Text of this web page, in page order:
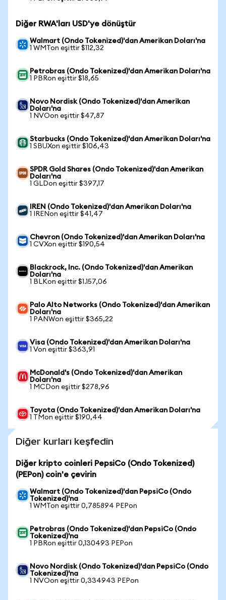
Diğer RWA'ları USD'ye dönüştür
Walmart (Ondo Tokenized)'dan Amerikan Doları'na
1 WMTon eşittir $112,32
Petrobras (Ondo Tokenized)'dan Amerikan Doları'na
1 PBRon eşittir $18,65
Novo Nordisk (Ondo Tokenized)'dan Amerikan
Doları'na
1 NVOon eşittir $47,87
Starbucks (Ondo Tokenized)'dan Amerikan Doları'na
1 SBUXon eşittir $106,43
SPDR Gold Shares (Ondo Tokenized)'dan Amerikan
Doları'na
1 GLDon eşittir $397,17
IREN (Ondo Tokenized)'dan Amerikan Doları'na
1 IRENon eşittir $41,47
Chevron (Ondo Tokenized)'dan Amerikan Doları'na
1 CVXon eşittir $190,54
Blackrock, Inc. (Ondo Tokenized)'dan Amerikan
Doları'na
1 BLKon eşittir $1.157,06
Palo Alto Networks (Ondo Tokenized)'dan Amerikan
Doları'na
1 PANWon eşittir $365,22
Visa (Ondo Tokenized)'dan Amerikan Doları'na
1 Von eşittir $363,91
McDonald's (Ondo Tokenized)'dan Amerikan
Doları'na
1 MCDon eşittir $278,96
Toyota (Ondo Tokenized)'dan Amerikan Doları'na
1 TMon eşittir $190,44
Diğer kurları keşfedin
Diğer kripto coinleri PepsiCo (Ondo Tokenized)
(PEPon) coin'e çevirin
Walmart (Ondo Tokenized)'dan PepsiCo (Ondo
Tokenized)'na
1 WMTon eşittir 0,785894 PEPon
Petrobras (Ondo Tokenized)'dan PepsiCo (Ondo
Tokenized)'na
1 PBRon eşittir 0,130493 PEPon
Novo Nordisk (Ondo Tokenized)'dan PepsiCo (Ondo
Tokenized)'na
1 NVOon eşittir 0,334943 PEPon